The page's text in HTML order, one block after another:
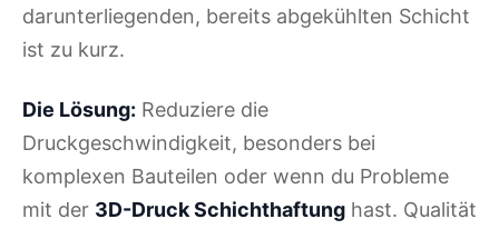
darunterliegenden, bereits abgekühlten Schicht
ist zu kurz.
Die Lösung: Reduziere die
Druckgeschwindigkeit, besonders bei
komplexen Bauteilen oder wenn du Probleme
mit der 3D-Druck Schichthaftung hast. Qualität